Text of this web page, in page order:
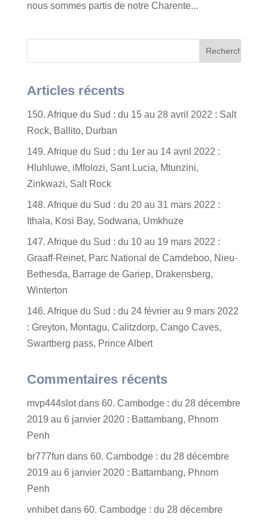
nous sommes partis de notre Charente...
Articles récents
150. Afrique du Sud : du 15 au 28 avril 2022 : Salt
Rock, Ballito, Durban
149. Afrique du Sud : du 1er au 14 avril 2022 :
Hluhluwe, iMfolozi, Sant Lucia, Mtunzini,
Zinkwazi, Salt Rock
148. Afrique du Sud : du 20 au 31 mars 2022 :
Ithala, Kosi Bay, Sodwana, Umkhuze
147. Afrique du Sud : du 10 au 19 mars 2022 :
Graaff-Reinet, Parc National de Camdeboo, Nieu-
Bethesda, Barrage de Gariep, Drakensberg,
Winterton
146. Afrique du Sud : du 24 février au 9 mars 2022
: Greyton, Montagu, Calitzdorp, Cango Caves,
Swartberg pass, Prince Albert
Commentaires récents
mvp444slotdans 60. Cambodge : du 28 décembre
2019 au 6 janvier 2020 : Battambang, Phnom
Penh
br777fun dans 60. Cambodge : du 28 décembre
2019 au 6 janvier 2020 : Battambang, Phnom
Penh
vnhibetdans 60. Cambodge : du 28 décembre